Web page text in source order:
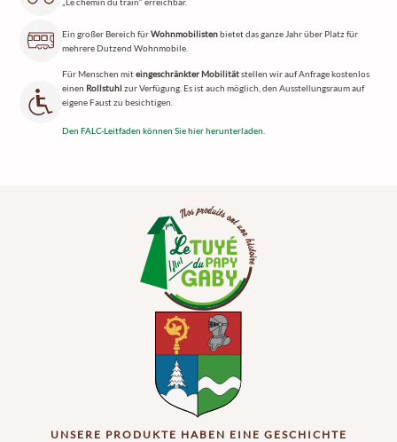
Ein großer Bereich fürWohnmobilistenbietet das ganze Jahr über Platz für
mehrere Dutzend Wohnmobile.
Für Menschen miteingeschränkter Mobilitätstellen wir auf Anfrage kostenlos
einen Rollstuhlzur Verfügung. Es ist auch möglich, den Ausstellungsraum auf
eigene Faust zu besichtigen.
Den FALC-Leitfaden können Sie hier herunterladen.
UNSERE PRODUKTE HABEN EINE GESCHICHTE